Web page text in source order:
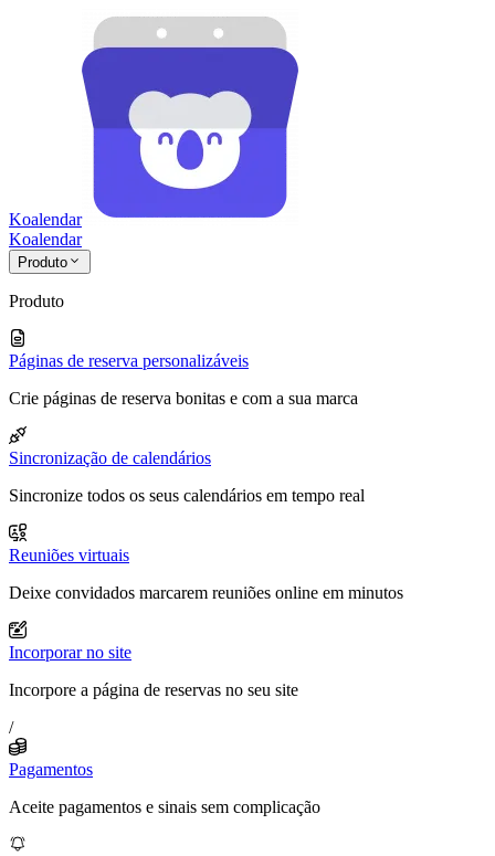
Koalendar
Koalendar
Produto
Produto
Páginas de reserva personalizáveis
Crie páginas de reserva bonitas e com a sua marca
Sincronização de calendários
Sincronize todos os seus calendários em tempo real
Reuniões virtuais
Deixe convidados marcarem reuniões online em minutos
Incorporar no site
Incorpore a página de reservas no seu site
/
Pagamentos
Aceite pagamentos e sinais sem complicação